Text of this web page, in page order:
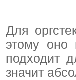
Для
этому оно
подходит
значит